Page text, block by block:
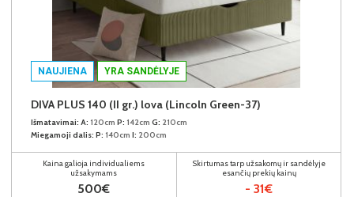
NAUJIENA YRA SANDĖLYJE
DIVA PLUS 140 (II gr.) lova (Lincoln Green-37)
Išmatavimai: A: 120cm P: 142cm G: 210cm
Miegamoji dalis: P: 140cm I: 200cm
Kaina galioja individualiems
užsakymams
500€
Skirtumas tarp užsakomų ir sandėlyje
esančių prekių kainų
- 31€